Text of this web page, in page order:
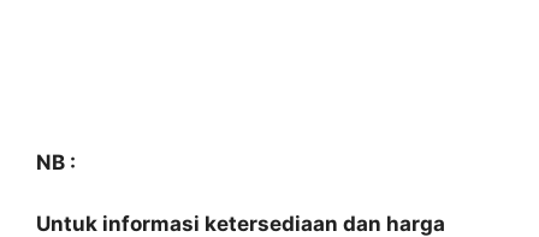
NB :
Untuk informasi ketersediaan dan harga